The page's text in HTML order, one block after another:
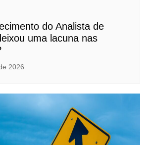
do Analista de
uma lacuna nas
2026